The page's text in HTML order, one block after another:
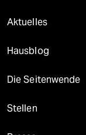
Aktuelles
Hausblog
Die Seitenwende
Stellen